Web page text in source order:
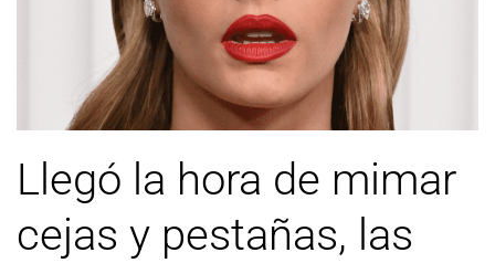
Llegó la hora de mimar
cejas y pestañas, las